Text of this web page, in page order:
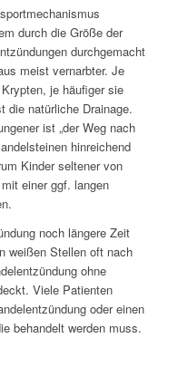
durch die Größe der
durchgemacht
meist vernarbter. Je
je häufiger sie
die natürliche Drainage.
ist „der Weg nach
hinreichend
Kinder seltener von
einer ggf. langen
noch längere Zeit
weißen Stellen oft nach
ohne
Viele Patienten
oder einen
behandelt werden muss.